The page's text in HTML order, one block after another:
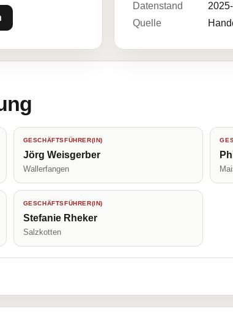
Datenstand
Quelle
GESCHÄFTSFÜHRER(IN)
Jörg Weisgerber
Wallerfangen
GESCHÄFTSFÜHRER(IN)
Stefanie Rheker
Salzkotten